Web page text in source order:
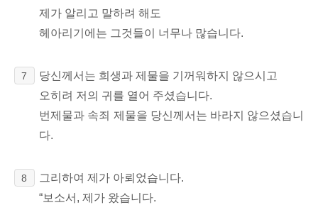
제가 알리고 말하려 해도
헤아리기에는 그것들이 너무나 많습니다.
7
당신께서는 희생과 제물을 기꺼워하지 않으시고
오히려 저의 귀를 열어 주셨습니다.
번제물과 속죄 제물을 당신께서는 바라지 않으셨습니
다.
8
그리하여 제가 아뢰었습니다.
“보소서, 제가 왔습니다.